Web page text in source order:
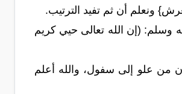
ونعلم أن ثم تفيد الترتيب.
وسلم: (إن الله تعالى حيي كريم
من علو إلى سفول، والله أعلم